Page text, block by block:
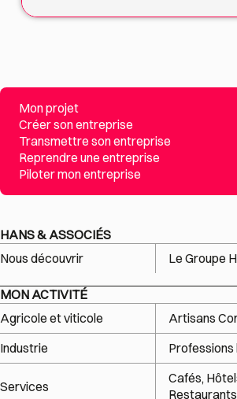
Mon projet
Créer son entreprise
Transmettre son entreprise
Reprendre une entreprise
Piloter mon entreprise
HANS & ASSOCIÉS
Nous découvrir
Le Groupe
MON ACTIVITÉ
Agricole et viticole
Artisans
Industrie
Professions
Services
Cafés,
Restaurants